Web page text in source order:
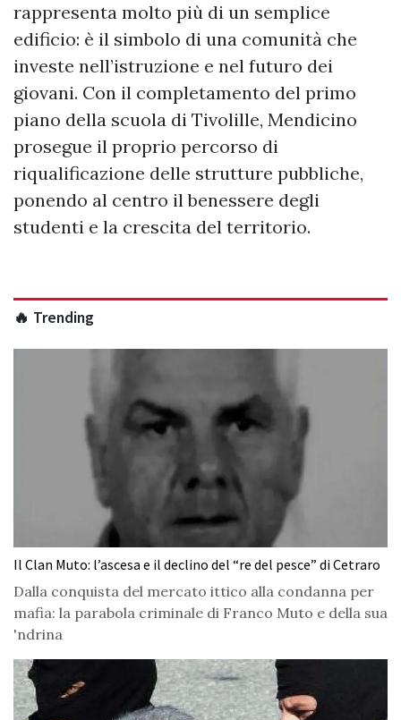
rappresenta molto più di un semplice
edificio: è il simbolo di una comunità che
investe nell’istruzione e nel futuro dei
giovani. Con il completamento del primo
piano della scuola di Tivolille, Mendicino
prosegue il proprio percorso di
riqualificazione delle strutture pubbliche,
ponendo al centro il benessere degli
studenti e la crescita del territorio.
🔥 Trending
Il Clan Muto: l’ascesa e il declino del “re del pesce” di Cetraro
Dalla conquista del mercato ittico alla condanna per
mafia: la parabola criminale di Franco Muto e della sua
'ndrina